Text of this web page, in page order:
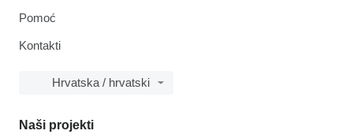
Pomoć
Kontakti
Hrvatska / hrvatski
Naši projekti